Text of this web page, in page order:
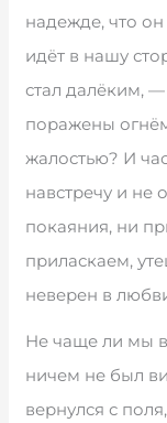
надежде, что
идёт в нашу
стал далёким,
поражены
жалостью? И
навстречу и не
покаяния, ни
приласкаем,
неверен в
Не чаще ли мы
ничем не был
вернулся с